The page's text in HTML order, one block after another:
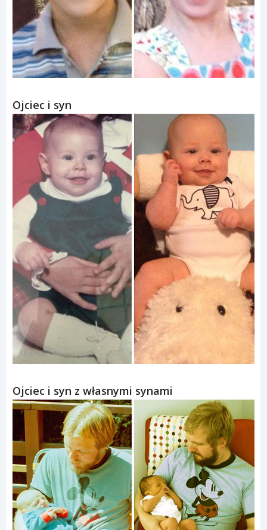
Ojciec i syn
Ojciec i syn z własnymi synami